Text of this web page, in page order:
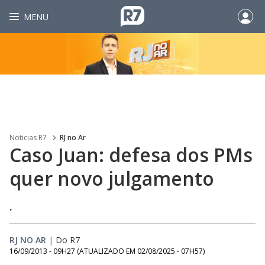
MENU
Noticias R7 RJ no Ar
Caso Juan: defesa dos PMs
quer novo julgamento
.
RJ NO AR | Do R7
16/09/2013 - 09H27 (ATUALIZADO EM 02/08/2025 - 07H57)